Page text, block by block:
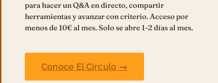
para hacer un Q&A en directo, compartir
herramientas y avanzar con criterio. Acceso por
menos de 10€ al mes. Solo se abre 1-2 días al mes.
Conoce El Círculo →